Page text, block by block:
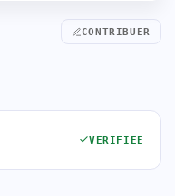
CONTRIBUER
VÉRIFIÉE